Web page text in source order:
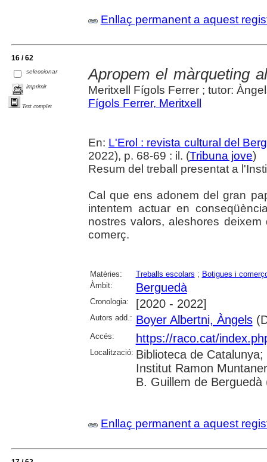
Enllaç permanent a aquest
16 / 62
seleccionar
imprimir
Text complet
Apropem el màrqueting
Meritxell Fígols Ferrer ; tutor:
Fígols Ferrer, Meritxell
En: L'Erol : revista cultural del
2022), p. 68-69 : il. (Tribuna jove)
Resum del treball presentat a
Cal que ens adonem del gran
intentem actuar en
nostres valors, aleshores
comerç.
Matèries: Treballs escolars ; Botigues i
Àmbit:
Berguedà
Cronologia: [2020 - 2022]
Autors add.: Boyer Albertni, Àngels
Accés: https://raco.cat/
Localització: Biblioteca de
Institut Ramon
B. Guillem de Berguedà
Enllaç permanent a aquest